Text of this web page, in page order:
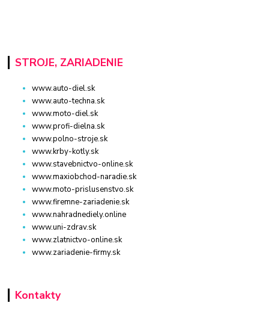
STROJE, ZARIADENIE
www.auto-diel.sk
www.auto-techna.sk
www.moto-diel.sk
www.profi-dielna.sk
www.polno-stroje.sk
www.krby-kotly.sk
www.stavebnictvo-online.sk
www.maxiobchod-naradie.sk
www.moto-prislusenstvo.sk
www.firemne-zariadenie.sk
www.nahradnediely.online
www.uni-zdrav.sk
www.zlatnictvo-online.sk
www.zariadenie-firmy.sk
Kontakty